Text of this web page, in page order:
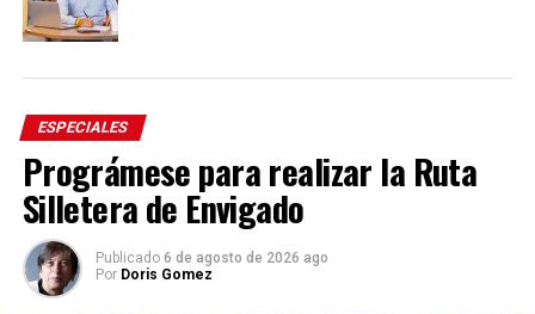
ESPECIALES
Prográmese para realizar la Ruta
Silletera de Envigado
Publicado 6 de agosto de 2026 ago
Por Doris Gomez